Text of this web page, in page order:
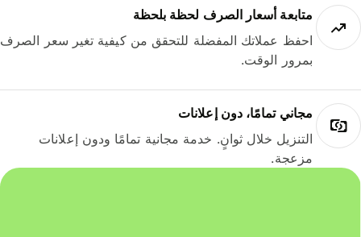
متابعة أسعار الصرف لحظة بلحظة
احفظ عملاتك المفضلة للتحقق من كيفية تغير سعر الصرف
بمرور الوقت.
مجاني تمامًا، دون إعلانات
التنزيل خلال ثوانٍ. خدمة مجانية تمامًا ودون إعلانات
مزعجة.